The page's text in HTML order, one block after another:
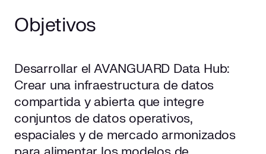
Objetivos
Desarrollar el AVANGUARD Data Hub:
Crear una infraestructura de datos
compartida y abierta que integre
conjuntos de datos operativos,
espaciales y de mercado armonizados